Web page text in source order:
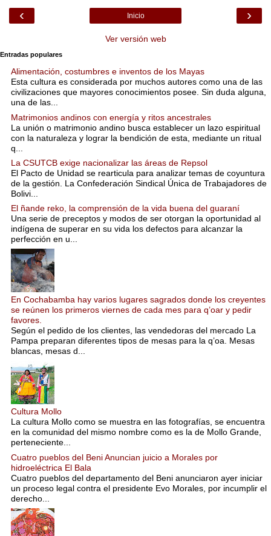
‹ ›
Inicio
Ver versión web
Entradas populares
Alimentación, costumbres e inventos de los Mayas
Esta cultura es considerada por muchos autores como una de las
civilizaciones que mayores conocimientos posee. Sin duda alguna,
una de las...
Matrimonios andinos con energía y ritos ancestrales
La unión o matrimonio andino busca establecer un lazo espiritual
con la naturaleza y lograr la bendición de esta, mediante un ritual
q...
La CSUTCB exige nacionalizar las áreas de Repsol
El Pacto de Unidad se rearticula para analizar temas de coyuntura
de la gestión. La Confederación Sindical Única de Trabajadores de
Bolivi...
El ñande reko, la comprensión de la vida buena del guaraní
Una serie de preceptos y modos de ser otorgan la oportunidad al
indígena de superar en su vida los defectos para alcanzar la
perfección en u...
En Cochabamba hay varios lugares sagrados donde los creyentes
se reúnen los primeros viernes de cada mes para q’oar y pedir
favores.
Según el pedido de los clientes, las vendedoras del mercado La
Pampa preparan diferentes tipos de mesas para la q’oa. Mesas
blancas, mesas d...
Cultura Mollo
La cultura Mollo como se muestra en las fotografías, se encuentra
en la comunidad del mismo nombre como es la de Mollo Grande,
perteneciente...
Cuatro pueblos del Beni Anuncian juicio a Morales por
hidroeléctrica El Bala
Cuatro pueblos del departamento del Beni anunciaron ayer iniciar
un proceso legal contra el presidente Evo Morales, por incumplir el
derecho...